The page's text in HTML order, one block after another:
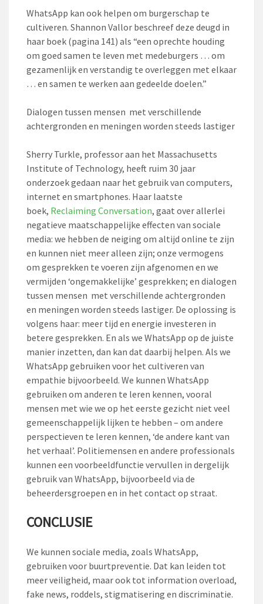
WhatsApp kan ook helpen om burgerschap te
cultiveren. Shannon Vallor beschreef deze deugd in
haar boek (pagina 141) als “een oprechte houding
om goed samen te leven met medeburgers … om
gezamenlijk en verstandig te overleggen met elkaar
… en samen te werken aan gedeelde doelen.”
Dialogen tussen mensen met verschillende
achtergronden en meningen worden steeds lastiger
Sherry Turkle, professor aan het Massachusetts
Institute of Technology, heeft ruim 30 jaar
onderzoek gedaan naar het gebruik van computers,
internet en smartphones. Haar laatste
boek, Reclaiming Conversation, gaat over allerlei
negatieve maatschappelijke effecten van sociale
media: we hebben de neiging om altijd online te zijn
en kunnen niet meer alleen zijn; onze vermogens
om gesprekken te voeren zijn afgenomen en we
vermijden ‘ongemakkelijke’ gesprekken; en dialogen
tussen mensen met verschillende achtergronden
en meningen worden steeds lastiger. De oplossing is
volgens haar: meer tijd en energie investeren in
betere gesprekken. En als we WhatsApp op de juiste
manier inzetten, dan kan dat daarbij helpen. Als we
WhatsApp gebruiken voor het cultiveren van
empathie bijvoorbeeld. We kunnen WhatsApp
gebruiken om anderen te leren kennen, vooral
mensen met wie we op het eerste gezicht niet veel
gemeenschappelijk lijken te hebben – om andere
perspectieven te leren kennen, ‘de andere kant van
het verhaal’. Politiemensen en andere professionals
kunnen een voorbeeldfunctie vervullen in dergelijk
gebruik van WhatsApp, bijvoorbeeld via de
beheerdersgroepen en in het contact op straat.
CONCLUSIE
We kunnen sociale media, zoals WhatsApp,
gebruiken voor buurtpreventie. Dat kan leiden tot
meer veiligheid, maar ook tot information overload,
fake news, roddels, stigmatisering en discriminatie.